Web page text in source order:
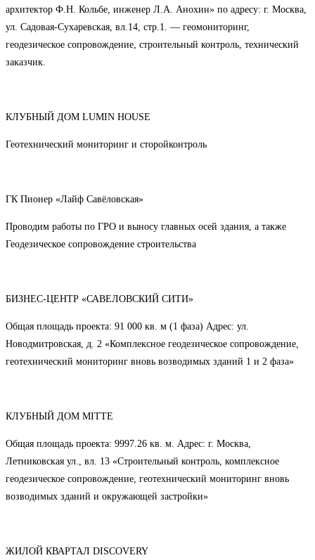
архитектор Ф.Н. Кольбе, инженер Л.А. Анохин» по адресу: г. Москва,
ул. Садовая-Сухаревская, вл.14, стр.1. — геомониторинг,
геодезическое сопровождение, строительный контроль, технический
заказчик.
КЛУБНЫЙ ДОМ LUMIN HOUSE
Геотехнический мониторинг и сторойконтроль
ГК Пионер «Лайф Савёловская»
Проводим работы по ГРО и выносу главных осей здания, а также
Геодезическое сопровождение строительства
БИЗНЕС-ЦЕНТР «САВЕЛОВСКИЙ СИТИ»
Общая площадь проекта: 91 000 кв. м (1 фаза) Адрес: ул.
Новодмитровская, д. 2 «Комплексное геодезическое сопровождение,
геотехнический мониторинг вновь возводимых зданий 1 и 2 фаза»
КЛУБНЫЙ ДОМ MITTE
Общая площадь проекта: 9997.26 кв. м. Адрес: г. Москва,
Летниковская ул., вл. 13 «Строительный контроль, комплексное
геодезическое сопровождение, геотехнический мониторинг вновь
возводимых зданий и окружающей застройки»
ЖИЛОЙ КВАРТАЛ DISCOVERY